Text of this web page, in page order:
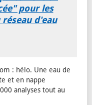
pour les
d'eau
: hélo. Une eau de
et en nappe
analyses tout au